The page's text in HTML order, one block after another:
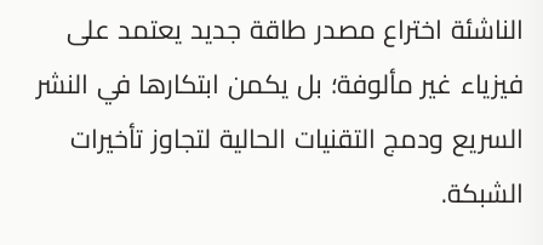
الناشئة اختراع مصدر طاقة جديد يعتمد على
فيزياء غير مألوفة؛ بل يكمن ابتكارها في النشر
السريع ودمج التقنيات الحالية لتجاوز تأخيرات
الشبكة.